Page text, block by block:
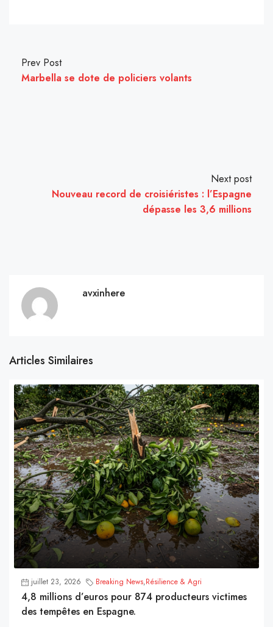
Prev Post
Marbella se dote de policiers volants
Next post
Nouveau record de croisiéristes : l’Espagne
dépasse les 3,6 millions
avxinhere
Articles Similaires
juillet 23, 2026 Breaking News,Résilience & Agri
4,8 millions d’euros pour 874 producteurs victimes
des tempêtes en Espagne.